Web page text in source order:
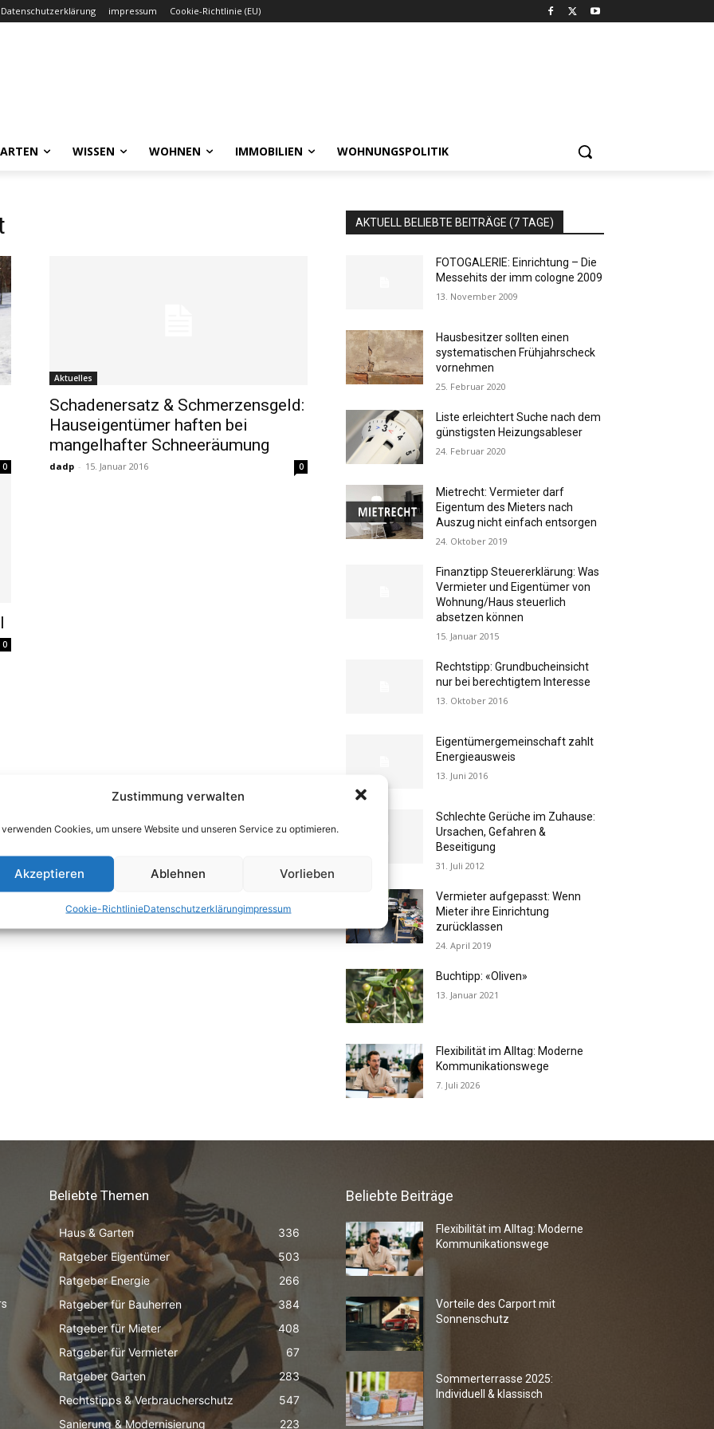
Zustimmung verwalten
verwenden Cookies, um unsere Website und unseren Service zu optimieren.
Akzeptieren Ablehnen Vorlieben
Cookie-RichtlinieDatenschutzerklärungimpressum
Datenschutzerklärung impressum Cookie-Richtlinie (EU)
WISSEN WOHNEN IMMOBILIEN WOHNUNGSPOLITIK
0
Aktuelles
Schadenersatz & Schmerzensgeld:
Hauseigentümer haften bei
mangelhafter Schneeräumung
dadp - 15. Januar 2016 0
0
AKTUELL BELIEBTE BEITRÄGE (7 TAGE)
FOTOGALERIE: Einrichtung – Die
Messehits der imm cologne 2009
13. November 2009
Hausbesitzer sollten einen
systematischen Frühjahrscheck
vornehmen
25. Februar 2020
Liste erleichtert Suche nach dem
günstigsten Heizungsableser
24. Februar 2020
Mietrecht: Vermieter darf
Eigentum des Mieters nach
Auszug nicht einfach entsorgen
24. Oktober 2019
Finanztipp Steuererklärung: Was
Vermieter und Eigentümer von
Wohnung/Haus steuerlich
absetzen können
15. Januar 2015
Rechtstipp: Grundbucheinsicht
nur bei berechtigtem Interesse
13. Oktober 2016
Eigentümergemeinschaft zahlt
Energieausweis
13. Juni 2016
Schlechte Gerüche im Zuhause:
Ursachen, Gefahren &
Beseitigung
31. Juli 2012
Vermieter aufgepasst: Wenn
Mieter ihre Einrichtung
zurücklassen
24. April 2019
Buchtipp: «Oliven»
13. Januar 2021
Flexibilität im Alltag: Moderne
Kommunikationswege
7. Juli 2026
Beliebte Themen
Haus & Garten
336
Ratgeber Eigentümer
503
Ratgeber Energie
266
Ratgeber für Bauherren
384
Ratgeber für Mieter
408
Ratgeber für Vermieter
67
Ratgeber Garten
283
Rechtstipps & Verbraucherschutz
547
Sanierung & Modernisierung
223
Beliebte Beiträge
Flexibilität im Alltag: Moderne
Kommunikationswege
Vorteile des Carport mit
Sonnenschutz
Sommerterrasse 2025:
Individuell & klassisch